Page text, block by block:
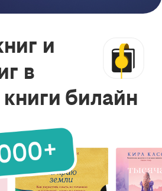
и
в
билайн